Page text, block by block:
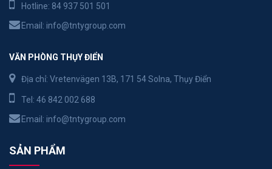
Hotline: 84 937 501 501
Email: info@tntygroup.com
VĂN PHÒNG THỤY ĐIỂN
Địa chỉ: Vretenvägen 13B, 171 54 Solna, Thụy Điển
Tel: 46 842 002 688
Email: info@tntygroup.com
SẢN PHẨM